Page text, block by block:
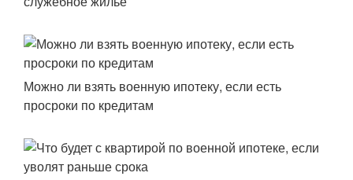
Можно ли взять военную ипотеку, если есть
просроки по кредитам